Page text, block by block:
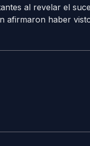
al revelar el
afirmaron haber